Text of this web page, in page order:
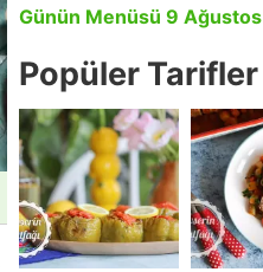
Günün Menüsü 9 Ağustos
Popüler Tarifler